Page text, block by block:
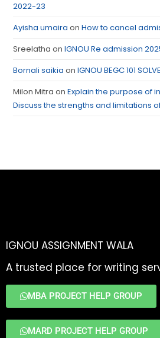
2022-23
Ayisha umaira onHow to cancel
Sreelatha onIGNOU Re admission
Bornali saikia onIGNOU BEGC 101
Milon Mitra onExplain the purpose of
Discuss the strengths and limitations
IGNOU ASSIGNMENT WALA
A trusted place for writing
MBA PROJECT HELP GROUP
MARD PROJECT HELP GROUP